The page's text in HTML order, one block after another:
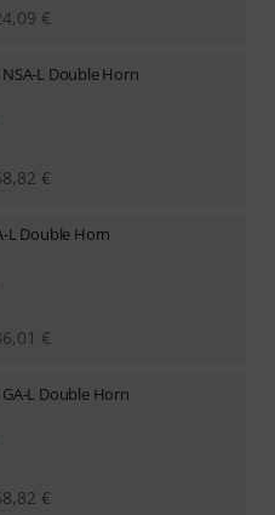
€
L Double Horn
€
L Double Horn
€
L Double Horn
€